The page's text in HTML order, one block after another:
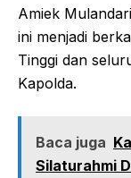
Amiek
ini menjadi
Tinggi dan
Kapolda.
Baca juga
Silaturahmi